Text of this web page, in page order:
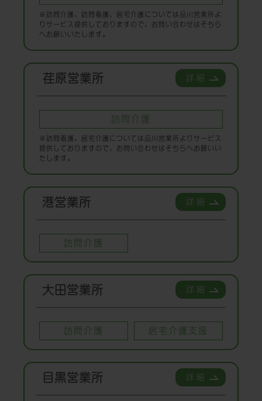
※訪問介護、訪問看護、居宅介護については品川営業所よ
りサービス提供しておりますので、お問い合わせはそちら
へお願いいたします。
荏原営業所
訪問介護
※訪問看護、居宅介護については品川営業所よりサービス
提供しておりますので、お問い合わせはそちらへお願いい
たします。
詳細
港営業所
訪問介護
詳細
大田営業所
訪問介護 居宅介護支援
詳細
目黒営業所 詳細